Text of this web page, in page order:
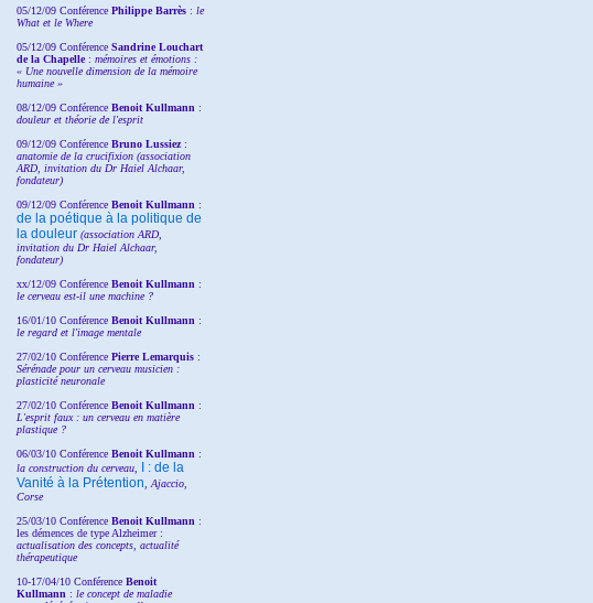
05/12/09 Conférence Philippe Barrès : le
What et le Where
05/12/09 Conférence SandrineLouchart
de la Chapelle: mémoires et émotions :
« Une nouvelle dimension de la mémoire
humaine »
08/12/09 Conférence Benoit Kullmann :
douleur et théorie de l'esprit
09/12/09 Conférence Bruno Lussiez :
anatomie de la crucifixion (association
ARD, invitation du Dr Haiel Alchaar,
fondateur)
09/12/09 Conférence Benoit Kullmann :
de la poétique à la politique de
la douleur (association ARD,
invitation du Dr Haiel Alchaar,
fondateur)
xx/12/09 Conférence Benoit Kullmann :
le cerveau est-il une machine ?
16/01/10 Conférence Benoit Kullmann :
le regard et l'image mentale
27/02/10 Conférence Pierre Lemarquis :
Sérénade pour un cerveau musicien :
plasticité neuronale
27/02/10 Conférence Benoit Kullmann :
L'esprit faux : un cerveau en matière
plastique ?
06/03/10 Conférence Benoit Kullmann :
la construction du cerveau,
I : de la
Vanité à la Prétention , Ajaccio,
Corse
25/03/10 Conférence Benoit Kullmann :
les démences de type Alzheimer :
actualisation des concepts, actualité
thérapeutique
10-17/04/10 Conférence Benoit
Kullmann : le concept de maladie